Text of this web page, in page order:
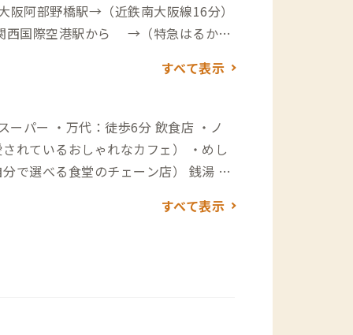
阿部野橋駅→（近鉄南大阪線16分）
国際空港駅から →（特急はるか34
着 ▼関西国際空港から 関西空港→
36分）→西名阪自動車道藤井寺IC→
すべて表示
れているおしゃれなカフェ） ・めし
べる食堂のチェーン店） 銭湯 ・
すべて表示